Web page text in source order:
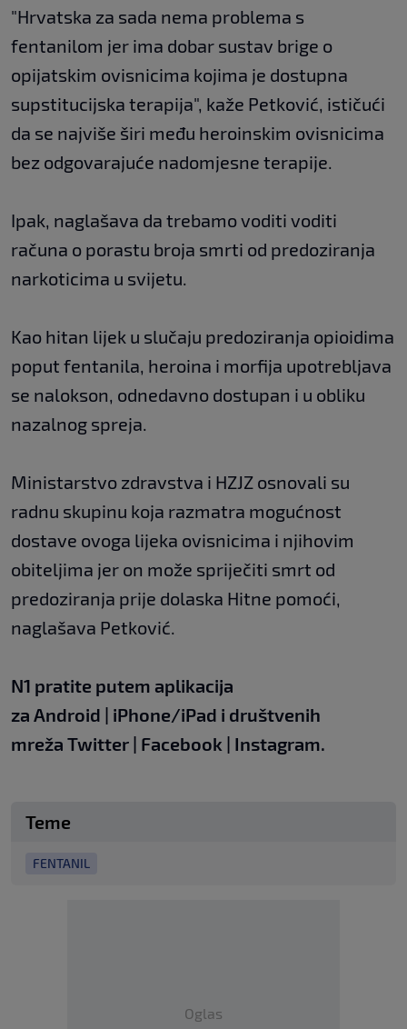
"Hrvatska za sada nema problema s
fentanilom jer ima dobar sustav brige o
opijatskim ovisnicima kojima je dostupna
supstitucijska terapija", kaže Petković, ističući
da se najviše širi među heroinskim ovisnicima
bez odgovarajuće nadomjesne terapije.
Ipak, naglašava da trebamo voditi voditi
računa o porastu broja smrti od predoziranja
narkoticima u svijetu.
Kao hitan lijek u slučaju predoziranja opioidima
poput fentanila, heroina i morfija upotrebljava
se nalokson, odnedavno dostupan i u obliku
nazalnog spreja.
Ministarstvo zdravstva i HZJZ osnovali su
radnu skupinu koja razmatra mogućnost
dostave ovoga lijeka ovisnicima i njihovim
obiteljima jer on može spriječiti smrt od
predoziranja prije dolaska Hitne pomoći,
naglašava Petković.
N1 pratite putem aplikacija
za Android | iPhone/iPad i društvenih
mreža Twitter | Facebook | Instagram.
Teme
FENTANIL
Oglas